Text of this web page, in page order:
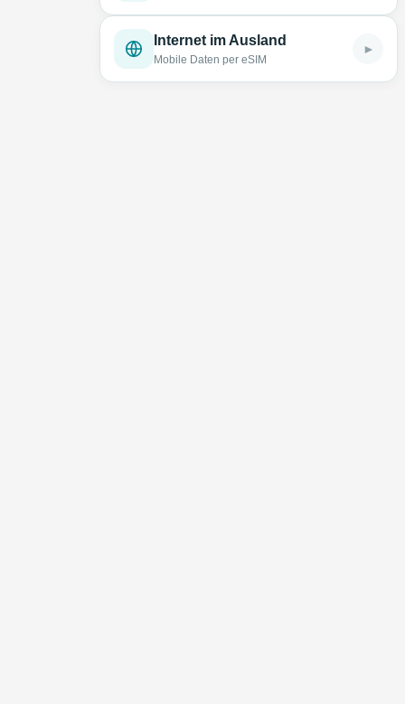
Internet im Ausland
Mobile Daten per eSIM
►